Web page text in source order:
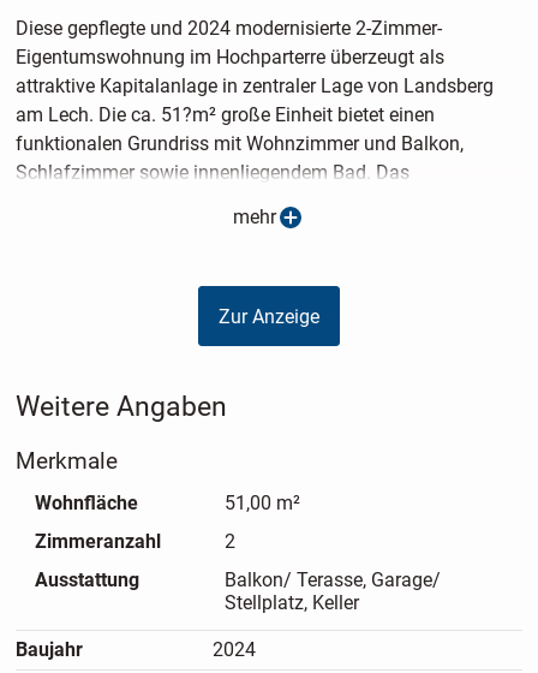
Diese gepflegte und 2024 modernisierte 2-Zimmer-
Eigentumswohnung im Hochparterre überzeugt als
attraktive Kapitalanlage in zentraler Lage von Landsberg
am Lech. Die ca. 51?m² große Einheit bietet einen
funktionalen Grundriss mit Wohnzimmer und Balkon,
Schlafzimmer sowie innenliegendem Bad. Das
Mehrfamilienhaus in solider Massivbauweise (Bj. 1971)
befindet sich in einem guten Gesamtzustand. Bereits
Heizungsumstellung auf Gas (2024) sowie die bereits
finanzierte Balkonsanierung (2026) unterstreichen die
langfristige Werthaltigkeit. Kellerabteil, Außenstellplatz und
vermietete Investment mit flexibler Übergabe nach
Für weitere Informationen und Details stehen wir Ihnen
gerne zur Verfügung - kontaktieren Sie uns und fordern Sie
das ausführliche Exposé an!
mehr
Zur Anzeige
Weitere Angaben
Merkmale
Wohnfläche
51,00 m²
Zimmeranzahl
2
Ausstattung
Balkon/ Terasse, Garage/
Stellplatz, Keller
Baujahr 2024